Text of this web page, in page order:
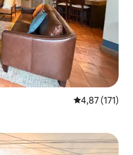
Średnia
4,87 (171)